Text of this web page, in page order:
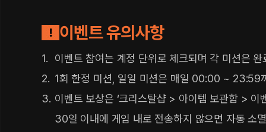
이벤트 유의사항
이벤트 참여는 계정 단위로 체크되며 각 미션은
1회 한정 미션, 일일 미션은 매일 00:00 ~ 23:59
이벤트 보상은 ‘크리스탈샵 > 아이템 보관함 > 이
30일 이내에 게임 내로 전송하지 않으면 자동 소